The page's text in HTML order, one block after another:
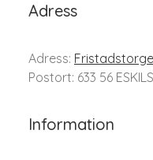
Adress
Adress:
Postort: 633 56
Information